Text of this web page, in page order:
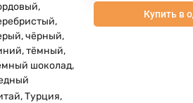
,
,
,чёрный,
,тёмный,
шоколад,
Турция,
Купить в